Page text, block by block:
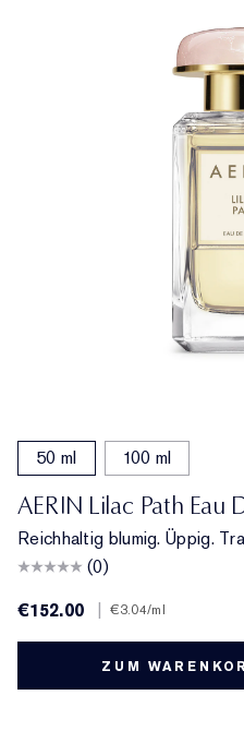
50 ml 100 ml
AERIN Lilac Path Eau
Reichhaltig blumig. Üppig.
(0)
€152.00
€3.04/ml
ZUM